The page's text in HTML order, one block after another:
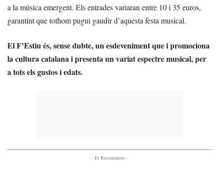
a la música emergent. Els entrades variaran entre 10 i 35 euros,
garantint que tothom pugui gaudir d’aquesta festa musical.
El F’Estiu és, sense dubte, un esdeveniment que i promociona
la cultura catalana i presenta un variat espectre musical, per
a tots els gustos i edats.
- Et Recomanem -